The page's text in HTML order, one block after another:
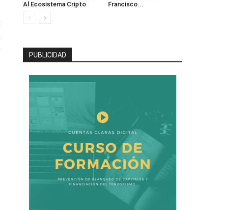
Al Ecosistema Cripto
Francisco...
PUBLICIDAD